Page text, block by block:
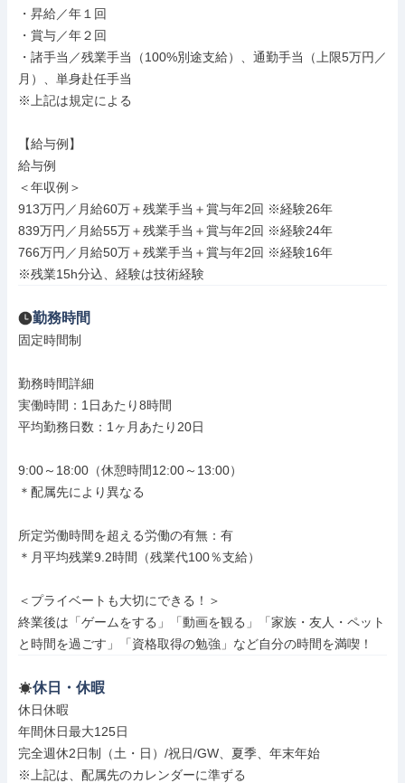
・昇給／年１回
・賞与／年２回
・諸手当／残業手当（100%別途支給）、通勤手当（上限5万円／
月）、単身赴任手当
※上記は規定による
【給与例】
給与例
＜年収例＞
913万円／⽉給60万＋残業⼿当＋賞与年2回 ※経験26年
839万円／⽉給55万＋残業⼿当＋賞与年2回 ※経験24年
766万円／⽉給50万＋残業⼿当＋賞与年2回 ※経験16年
※残業15h分込、経験は技術経験
勤務時間
固定時間制
勤務時間詳細
実働時間：1日あたり8時間
平均勤務日数：1ヶ月あたり20日
9:00～18:00（休憩時間12:00～13:00）
＊配属先により異なる
所定労働時間を超える労働の有無：有
＊月平均残業9.2時間（残業代100％支給）
＜プライベートも大切にできる！＞
終業後は「ゲームをする」「動画を観る」「家族・友人・ペット
と時間を過ごす」「資格取得の勉強」など自分の時間を満喫！
休日・休暇
休日休暇
年間休日最大125日
完全週休2日制（土・日）/祝日/GW、夏季、年末年始
※上記は、配属先のカレンダーに準ずる